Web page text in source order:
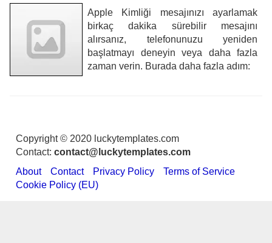
Apple Kimliği mesajınızı ayarlamak
birkaç dakika sürebilir mesajını
alırsanız, telefonunuzu yeniden
başlatmayı deneyin veya daha fazla
zaman verin. Burada daha fazla adım:
Copyright © 2020 luckytemplates.com
Contact: contact@luckytemplates.com
About
Contact Privacy Policy
Terms of Service
Cookie Policy (EU)